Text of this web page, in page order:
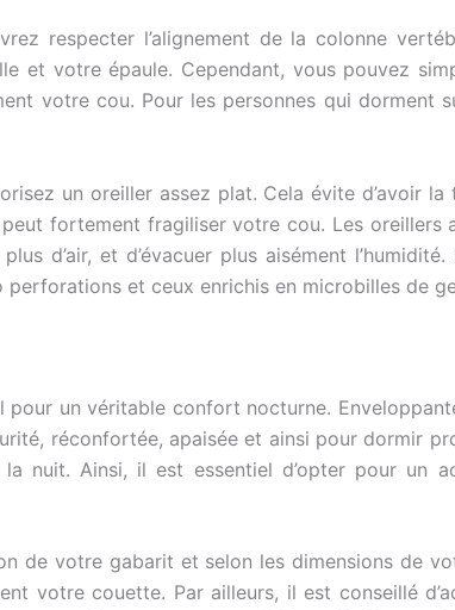
respecter l’alignement de la colonne
et votre épaule. Cependant, vous pouvez
votre cou. Pour les personnes qui dorment
un oreiller assez plat. Cela évite d’avoir
fortement fragiliser votre cou. Les oreillers
d’air, et d’évacuer plus aisément
et ceux enrichis en microbilles de
un véritable confort nocturne.
réconfortée, apaisée et ainsi pour dormir
nuit. Ainsi, il est essentiel d’opter pour un
de votre gabarit et selon les dimensions de
votre couette. Par ailleurs, il est conseillé